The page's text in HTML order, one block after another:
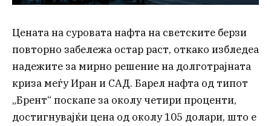
Цената на суровата нафта на светските берзи
повторно забележа остар раст, откако избледеа
надежите за мирно решение на долготрајната
криза меѓу Иран и САД. Барел нафта од типот
„Брент“ поскапе за околу четири проценти,
достигнувајќи цена од околу 105 долари, што е